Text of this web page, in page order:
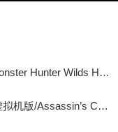
怪物猎人：荒野-虚拟机版（Monster Hunter Wilds HYPERVISOR）免安装中文版
《刺客信条：黑旗 记忆重置-虚拟机版/Assassin’s Creed Black Flag Resynced HYPERVISOR》免安装中文版